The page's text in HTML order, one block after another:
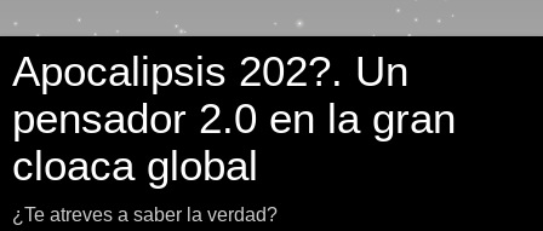
Apocalipsis 202?. Un
pensador 2.0 en la gran
cloaca global
¿Te atreves a saber la verdad?